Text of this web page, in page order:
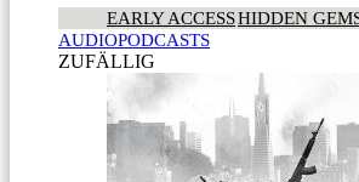
EARLY ACCESSHIDDEN
AUDIOPODCASTS
ZUFÄLLIG